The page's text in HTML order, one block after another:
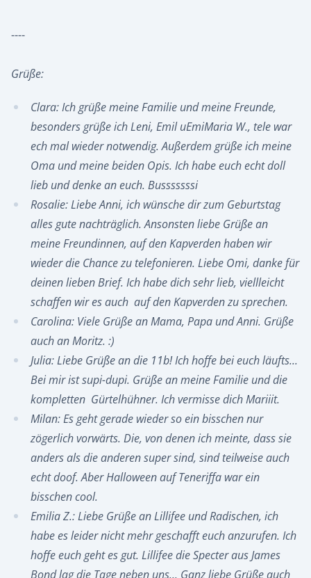
----
Grüße:
Clara: Ich grüße meine Familie und meine Freunde,
besonders grüße ich Leni, Emil uEmiMaria W., tele war
ech mal wieder notwendig. Außerdem grüße ich meine
Oma und meine beiden Opis. Ich habe euch echt doll
lieb und denke an euch. Busssssssi
Rosalie: Liebe Anni, ich wünsche dir zum Geburtstag
alles gute nachträglich. Ansonsten liebe Grüße an
meine Freundinnen, auf den Kapverden haben wir
wieder die Chance zu telefonieren. Liebe Omi, danke für
deinen lieben Brief. Ich habe dich sehr lieb, viellleicht
schaffen wir es auch auf den Kapverden zu sprechen.
Carolina: Viele Grüße an Mama, Papa und Anni. Grüße
auch an Moritz. :)
Julia: Liebe Grüße an die 11b! Ich hoffe bei euch läufts...
Bei mir ist supi-dupi. Grüße an meine Familie und die
kompletten Gürtelhühner. Ich vermisse dich Mariiit.
Milan: Es geht gerade wieder so ein bisschen nur
zögerlich vorwärts. Die, von denen ich meinte, dass sie
anders als die anderen super sind, sind teilweise auch
echt doof. Aber Halloween auf Teneriffa war ein
bisschen cool.
Emilia Z.: Liebe Grüße an Lillifee und Radischen, ich
habe es leider nicht mehr geschafft euch anzurufen. Ich
hoffe euch geht es gut. Lillifee die Specter aus James
Bond lag die Tage neben uns... Ganz liebe Grüße auch